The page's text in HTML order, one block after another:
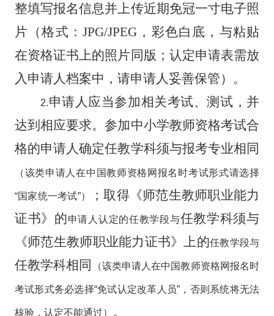
整填写报名信息并上传近期免冠一寸电子照
片（格式：JPG/JPEG ，彩色白底，与粘贴
在资格证书上的照片同版 ；认定申请表需放
入申请人档案中，请申请人妥善保管）。
2.申请人应当参加相关考试、测试，并
达到相应要求。参加中小学教师资格考试合
格的申请人确定任教学科须与报考专业相同
（该类申请人在中国教师资格网报名时考试形式请选择
“国家统一考试”） ；取得《师范生教师职业能力
证书》的申请人 认定的任教学段与任教学科须与
《师范生教师职业能力证书》上的任教学段与
任教学科相同 （该类申请人在中国教师资格网报名时
考试形式务必选择“免试认定改革人员”，否则系统将无法
核验，认定不能通过）
。